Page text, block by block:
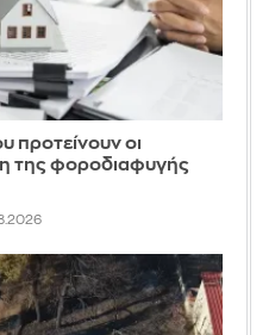
προτείνουν οι
της φοροδιαφυγής